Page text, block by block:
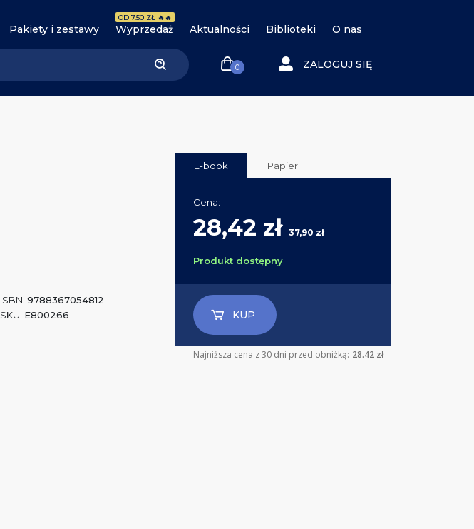
Pakiety i zestawy Wyprzedaż
OD 7.50 ZŁ 🔥🔥
Aktualności Biblioteki O nas
0 ZALOGUJ SIĘ
ISBN: 9788367054812
SKU: E800266
E-book Papier
Cena:
28,42 zł37,90 zł
Produkt dostępny
KUP
Najniższa cena z 30 dni przed obniżką: 28.42 zł